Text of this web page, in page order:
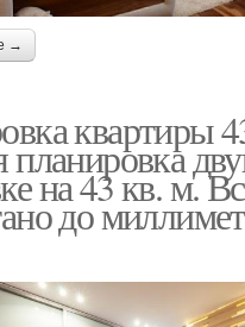
→
квартиры
планировка
на 43 кв. м.
до